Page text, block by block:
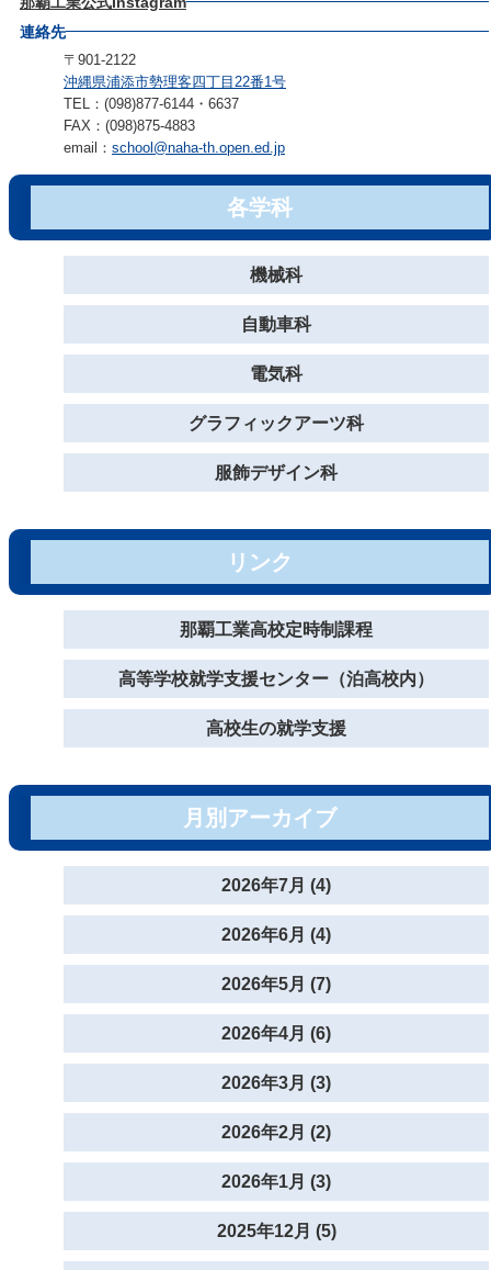
連絡先
〒901-2122
沖縄県浦添市勢理客四丁目22番1号
TEL：(098)877-6144・6637
FAX：(098)875-4883
email： school@naha-th.open.ed.jp
各学科
機械科
自動車科
電気科
グラフィックアーツ科
服飾デザイン科
リンク
那覇工業高校定時制課程
高等学校就学支援センター（泊高校内）
高校生の就学支援
月別アーカイブ
2026年7月 (4)
2026年6月 (4)
2026年5月 (7)
2026年4月 (6)
2026年3月 (3)
2026年2月 (2)
2026年1月 (3)
2025年12月 (5)